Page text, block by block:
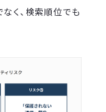
く、検索順位でも